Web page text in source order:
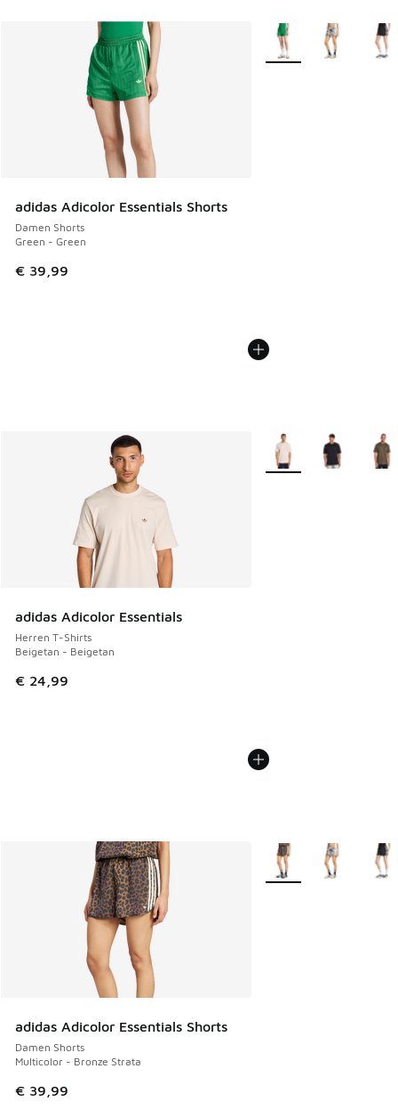
adidas Adicolor Essentials Shorts
Damen Shorts
Green - Green
€ 39,99
Weitere Farben
adidas Adicolor Essentials
Herren T-Shirts
Beigetan - Beigetan
€ 24,99
Weitere Farben
adidas Adicolor Essentials Shorts
Damen Shorts
Multicolor - Bronze Strata
€ 39,99
Weitere Farben